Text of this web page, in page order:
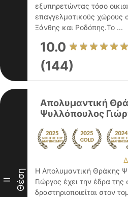
εξυπηρετώντας τόσο
επαγγελματικούς χώρους
Ξάνθης και Ροδόπης.Το ...
10.0
(144)
II Θέση
Απολυμαντική
Ψυλλόπουλος
Η Απολυμαντική Θράκης
Γιώργος έχει την έδρα της
δραστηριοποιείται στον